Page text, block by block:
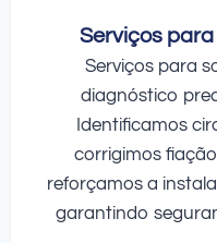
Serviços
Serviços para
diagnóstico
Identificamos
corrigimos
reforçamos a
garantindo